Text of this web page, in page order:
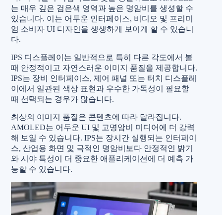
는 매우 깊은 검은색 영역과 높은 명암비를 생성할 수
있습니다. 이는 어두운 인터페이스, 비디오 및 프리미
엄 소비자 UI 디자인을 생생하게 보이게 할 수 있습니
다.
IPS 디스플레이는 일반적으로 특히 다른 각도에서 볼
때 안정적이고 자연스러운 이미지 품질을 제공합니다.
IPS는 장비 인터페이스, 제어 패널 또는 터치 디스플레
이에서 일관된 색상 표현과 우수한 가독성이 필요할
때 선택되는 경우가 많습니다.
최상의 이미지 품질은 콘텐츠에 따라 달라집니다.
AMOLED는 어두운 UI 및 고명암비 미디어에 더 강력
해 보일 수 있습니다. IPS는 장시간 실행되는 인터페이
스, 산업용 화면 및 극적인 명암비보다 안정적인 밝기
와 시야 특성이 더 중요한 애플리케이션에 더 예측 가
능할 수 있습니다.